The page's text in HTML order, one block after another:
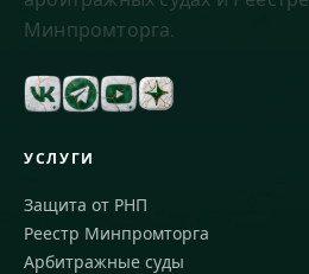
Минпромторга.
УСЛУГИ
Защита от РНП
Реестр Минпромторга
Арбитражные суды